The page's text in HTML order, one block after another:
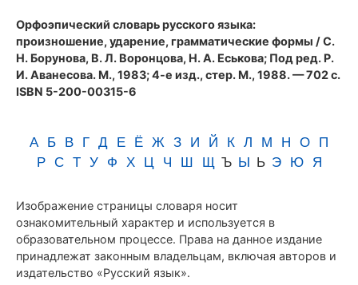
Орфоэпический словарь русского языка:
произношение, ударение, грамматические формы / С.
Н. Борунова, В. Л. Воронцова, Н. А. Еськова; Под ред. Р.
И. Аванесова. М., 1983; 4-е изд., стер. М., 1988. — 702 с.
ISBN 5-200-00315-6
А Б В Г Д Е Ё Ж З И Й К Л М Н О П
Р С Т У Ф Х Ц Ч Ш Щ Ъ Ы Ь Э Ю Я
Изображение страницы словаря носит
ознакомительный характер и используется в
образовательном процессе. Права на данное издание
принадлежат законным владельцам, включая авторов и
издательство «Русский язык».